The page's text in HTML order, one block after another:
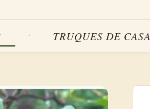
TRUQUES DE CASA